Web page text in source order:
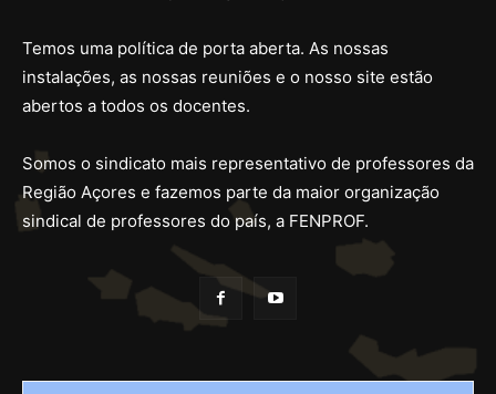
Temos uma política de porta aberta. As nossas
instalações, as nossas reuniões e o nosso site estão
abertos a todos os docentes.
Somos o sindicato mais representativo de professores da
Região Açores e fazemos parte da maior organização
sindical de professores do país, a FENPROF.